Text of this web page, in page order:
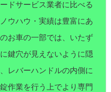
ドサービス業者に比べる
ウハウ・実績は豊富にあ
お車の一部では、いたず
鍵穴が見えないように隠
レバーハンドルの内側に
作業を行う上でより専門